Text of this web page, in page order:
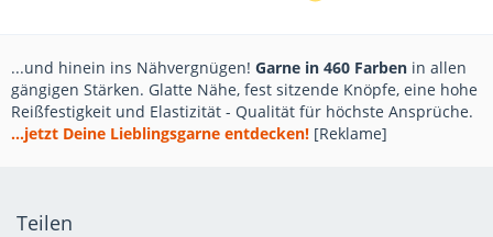
...und hinein ins Nähvergnügen! Garne in 460 Farben in allen
gängigen Stärken. Glatte Nähe, fest sitzende Knöpfe, eine hohe
Reißfestigkeit und Elastizität - Qualität für höchste Ansprüche.
...jetzt Deine Lieblingsgarne entdecken! [Reklame]
Teilen